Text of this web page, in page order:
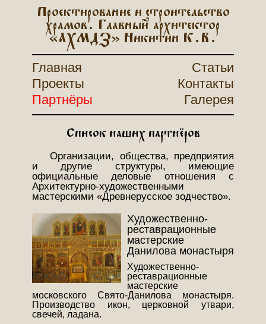
Проектирование и строительство
храмов. Главный архитектор
«АХМДЗ» Никитин К.В.
Главная
Проекты
Партнёры
Статьи
Контакты
Галерея
Список наших партнёров
Организации, общества, предприятия
и другие структуры, имеющие
официальные деловые отношения с
Архитектурно-художественными
мастерскими «Древнерусское зодчество».
Художественно-
реставрационные
мастерские
Данилова монастыря
Художественно-
реставрационные
мастерские
московского Свято-Данилова монастыря.
Производство икон, церковной утвари,
свечей, ладана.